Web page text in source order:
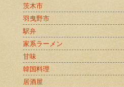
茨木市
羽曳野市
駅弁
家系ラーメン
甘味
韓国料理
居酒屋